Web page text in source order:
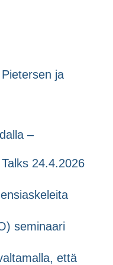
ja
–
24.4.2026
seminaari
että